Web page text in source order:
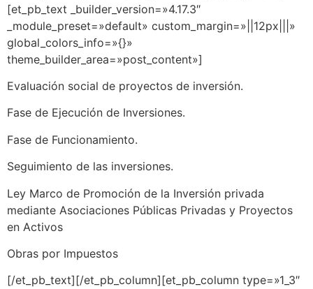
[et_pb_text _builder_version=»4.17.3″
_module_preset=»default» custom_margin=»||12px|||»
global_colors_info=»{}»
theme_builder_area=»post_content»]
Evaluación social de proyectos de inversión.
Fase de Ejecución de Inversiones.
Fase de Funcionamiento.
Seguimiento de las inversiones.
Ley Marco de Promoción de la Inversión privada
mediante Asociaciones Públicas Privadas y Proyectos
en Activos
Obras por Impuestos
[/et_pb_text][/et_pb_column][et_pb_column type=»1_3″